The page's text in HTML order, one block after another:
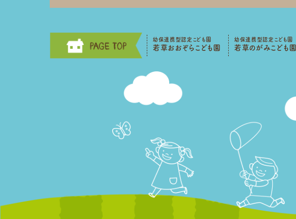
幼保連携型認定こども園
若草おおぞらこども園
幼保連携型認定こども園
若草のがみこども園